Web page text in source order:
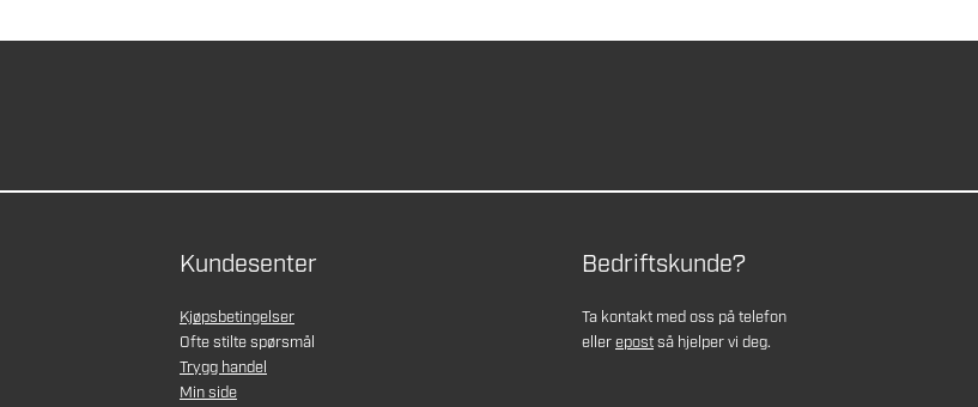
Kundesenter
Kjøpsbetingelser
Ofte stilte spørsmål
Trygg handel
Min side
Bedriftskunde?
Ta kontakt med oss på telefon
ellerepostså hjelper vi deg.